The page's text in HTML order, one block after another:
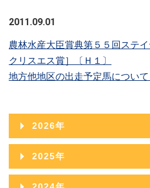
2011.09.01
農林水産大臣賞典第５５回ステ
クリスエス賞］〔Ｈ１〕
地方他地区の出走予定馬につい
2026年
2026年08月
2026年07月
2025年
2025年12月